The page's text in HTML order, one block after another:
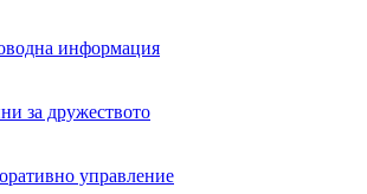
информация
за дружеството
управление